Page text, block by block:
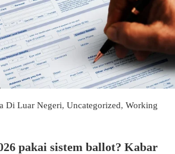
Di Luar Negeri, Uncategorized, Working
pakai sistem ballot? Kabar